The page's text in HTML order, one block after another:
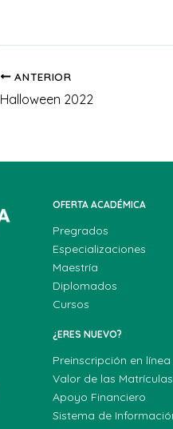
ANTERIOR
Halloween 2022
OFERTA ACADÉMICA
Pregrados
Especializaciones
Maestría
Diplomados
Cursos
¿ERES NUEVO?
Preinscripción en línea
Valor de las Matrículas
Apoyo Financiero
Sistema de